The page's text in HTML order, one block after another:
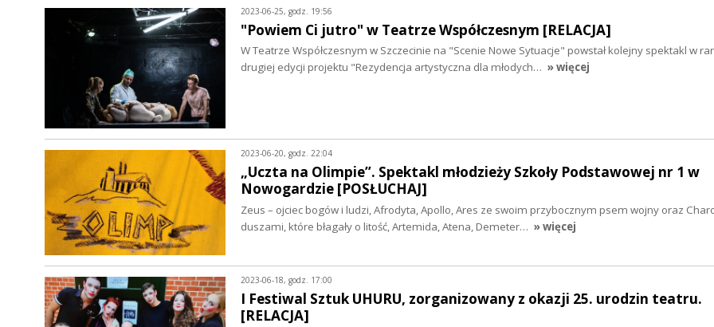
2023-06-25, godz. 19:56
"Powiem Ci jutro" w Teatrze Współczesnym [RELACJA]
W Teatrze Współczesnym w Szczecinie na "Scenie Nowe Sytuacje" powstał kolejny spektakl w
drugiej edycji projektu "Rezydencja artystyczna dla młodych… » więcej
2023-06-20, godz. 22:04
„Uczta na Olimpie”. Spektakl młodzieży Szkoły Podstawowej nr 1 w
Nowogardzie [POSŁUCHAJ]
Zeus – ojciec bogów i ludzi, Afrodyta, Apollo, Ares ze swoim przybocznym psem wojny oraz
duszami, które błagały o litość, Artemida, Atena, Demeter… » więcej
2023-06-18, godz. 17:00
I Festiwal Sztuk UHURU, zorganizowany z okazji 25. urodzin teatru.
[RELACJA]